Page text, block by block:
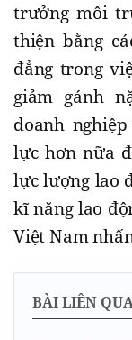
trưởng môi
thiện bằng
đẳng trong
giảm gánh
doanh
lực hơn nữa
lực lượng lao
kĩ năng lao
Việt Nam
BÀI LIÊN